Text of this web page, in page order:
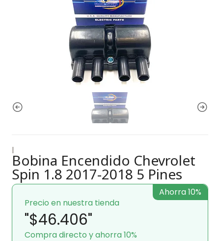
|
Bobina Encendido Chevrolet
Spin 1.8 2017-2018 5 Pines
Precio en nuestra tienda
"$46.406"
Compra directo y ahorra 10%
Ahorra 10%